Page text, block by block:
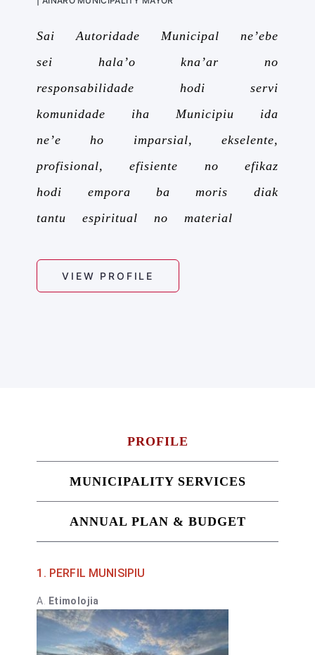
Sai Autoridade Municipal ne’ebe
sei hala’o kna’ar no
responsabilidade hodi servi
komunidade iha Municipiu ida
ne’e ho imparsial, ekselente,
profisional, efisiente no efikaz
hodi empora ba moris diak
tantu espiritual no material
VIEW PROFILE
PROFILE
MUNICIPALITY SERVICES
ANNUAL PLAN & BUDGET
1. PERFIL MUNISIPIU
A Etimolojia